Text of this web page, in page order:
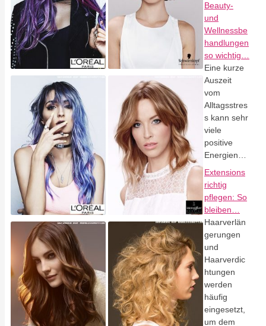
Beauty-
und
Wellnessbe
handlungen
so wichtig…
Eine kurze
Auszeit
vom
Alltagsstres
s kann sehr
viele
positive
Energien…
Extensions
richtig
pflegen: So
bleiben…
Haarverlän
gerungen
und
Haarverdic
htungen
werden
häufig
eingesetzt,
um dem